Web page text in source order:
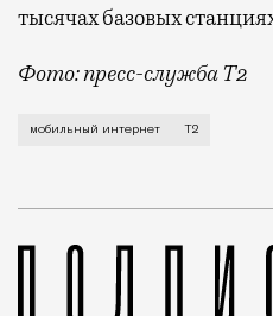
тысячах базовых
Фото: пресс-служба Т2
Мобильный оператор Т2
мобильный интернет Т2